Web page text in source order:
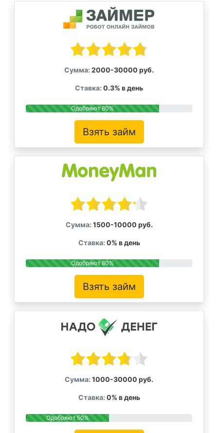
Сумма: 2000-30000 руб.
Ставка: 0.3% в день
Одобряют 80%
Взять займ
Сумма: 1500-10000 руб.
Ставка: 0% в день
Одобряют 80%
Взять займ
Сумма: 1000-30000 руб.
Ставка: 0% в день
Одобряют 50%